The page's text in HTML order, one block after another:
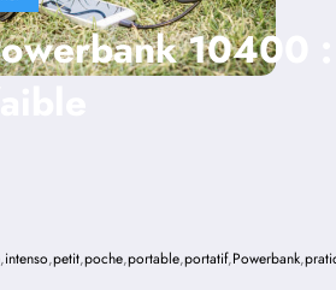
10400
,intenso,petit,poche,portable,portatif,Powerbank,